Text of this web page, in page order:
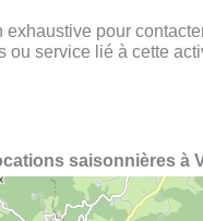
exhaustive pour
ou service lié à cette
saisonnières à